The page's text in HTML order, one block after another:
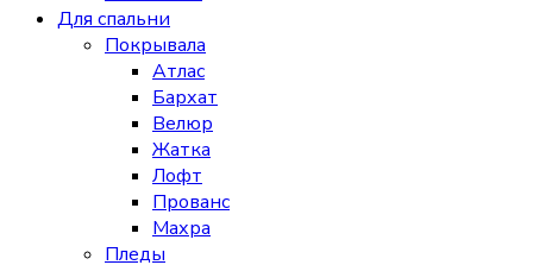
Для спальни
Покрывала
Атлас
Бархат
Велюр
Жатка
Лофт
Прованс
Махра
Пледы